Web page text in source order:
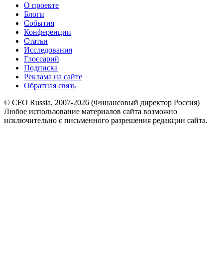
О проекте
Блоги
События
Конференции
Статьи
Исследования
Глоссарий
Подписка
Реклама на сайте
Обратная связь
© CFO Russia, 2007-2026 (Финансовый директор Россия)
Любое использование материалов сайта возможно
исключительно с письменного разрешения редакции сайта.